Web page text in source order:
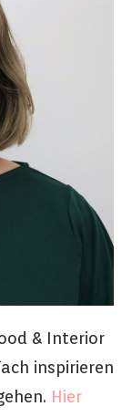
& Interior
inspirieren
Hier